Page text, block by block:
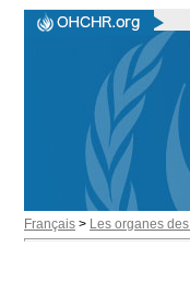
Français > Les organes